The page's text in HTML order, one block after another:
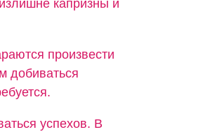
капризны и
произвести
добиваться
успехов. В